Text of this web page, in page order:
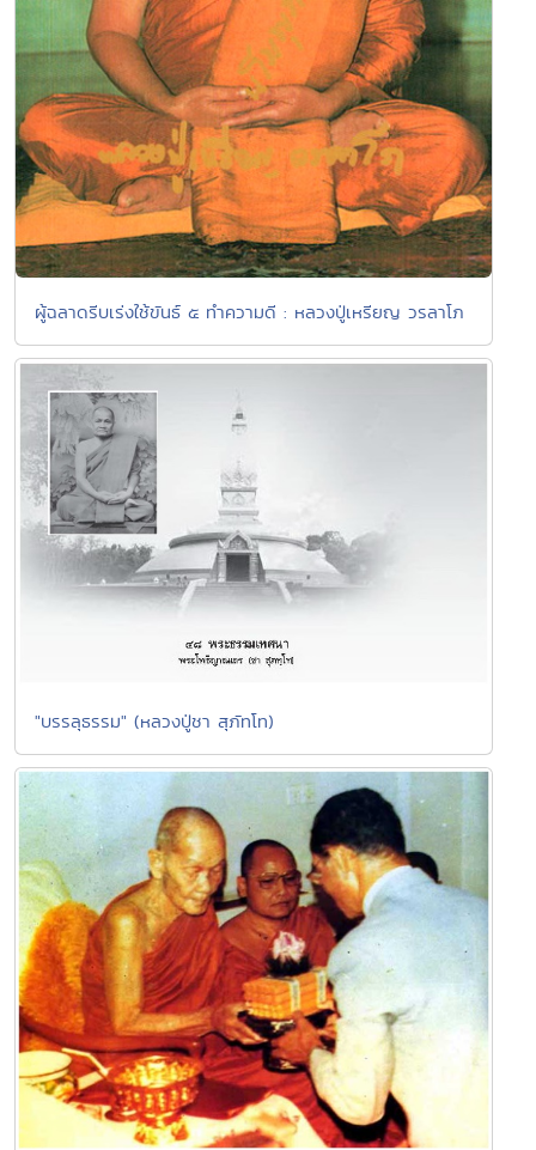
ผู้ฉลาดรีบเร่งใช้ขันธ์ ๕ ทำความดี : หลวงปู่เหรียญ วรลาโภ
"บรรลุธรรม" (หลวงปู่ชา สุภัทโท)